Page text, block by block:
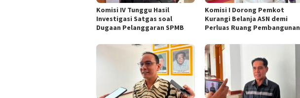
Komisi IV Tunggu Hasil
Investigasi Satgas soal
Dugaan Pelanggaran SPMB
Komisi I Dorong Pemkot
Kurangi Belanja ASN demi
Perluas Ruang Pembangunan